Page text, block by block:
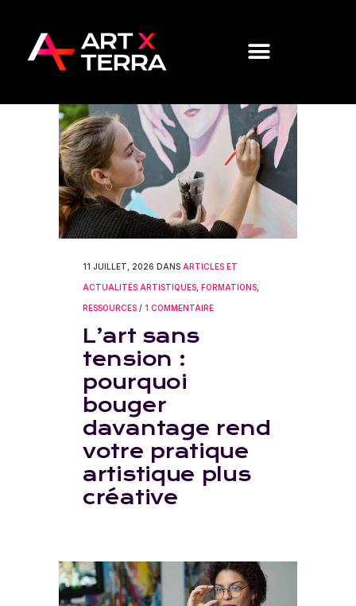
11 JUILLET, 2026 DANS ARTICLES ET
ACTUALITÉS ARTISTIQUES FORMATIONS
RESSOURCES / 1 COMMENTAIRE
L’art sans
tension :
pourquoi
bouger
davantage rend
votre pratique
artistique plus
créative